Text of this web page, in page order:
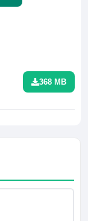
368 MB